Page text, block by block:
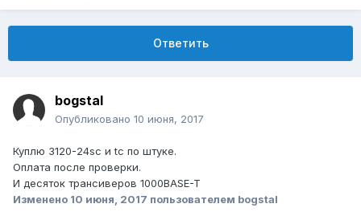
Ответить
bogstal
Опубликовано 10 июня, 2017
Куплю 3120-24sc и tc по штуке.
Оплата после проверки.
И десяток трансиверов 1000BASE-T
Изменено 10 июня, 2017 пользователем bogstal